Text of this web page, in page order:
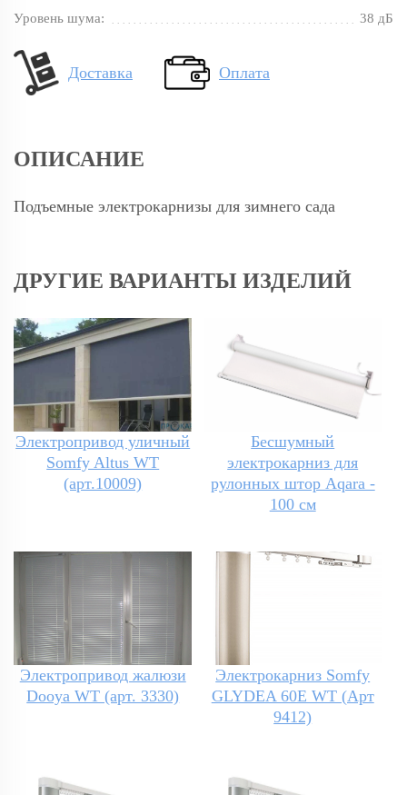
Уровень шума:
38 дБ
Доставка Оплата
ОПИСАНИЕ
Подъемные электрокарнизы для зимнего сада
ДРУГИЕ ВАРИАНТЫ ИЗДЕЛИЙ
Электропривод уличный
Somfy Altus WT
(арт.10009)
Бесшумный
электрокарниз для
рулонных штор Aqara -
100 см
Электропривод жалюзи
Dooya WT (арт. 3330)
Электрокарниз Somfy
GLYDEA 60E WT (Арт
9412)